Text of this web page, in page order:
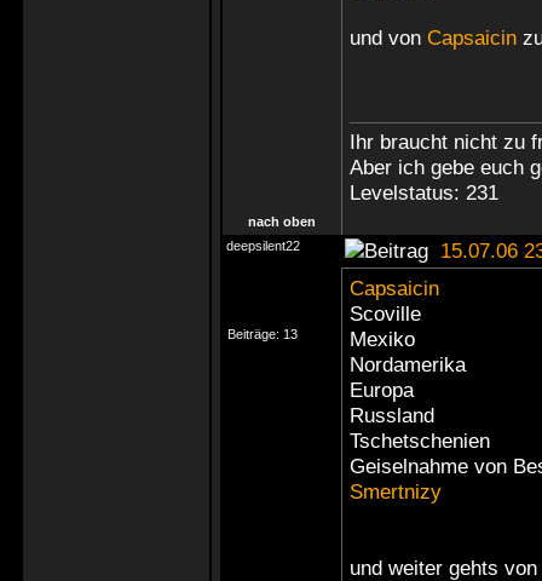
und von Capsaicin
Ihr braucht nicht zu
Aber ich gebe euch
Levelstatus: 231
nach oben
deepsilent22
15.07.06
Beiträge: 13
Capsaicin
Scoville
Mexiko
Nordamerika
Europa
Russland
Tschetschenien
Geiselnahme von
Smertnizy
und weiter gehts von